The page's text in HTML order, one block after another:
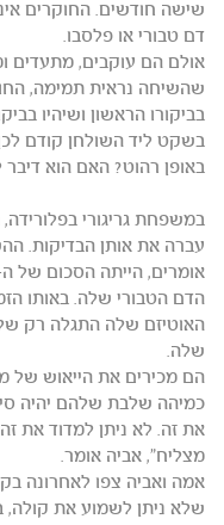
שישה חודשים. החוקרים
דם טבורי או פלסבו.
אולם הם עוקבים, מתעדים
שהשיחה נראית תמימה,
בביקורו הראשון ושיהיו
בשקט ליד השולחן קודם
באופן רהוט? האם הוא
במשפחת גריגורי
עברה את אותן הבדיקות.
הדם הטבורי שלה. באותו
האוטיזם שלה התגלה רק
שלה.
הם מכירים את הייאוש של
כמיהה שלבת שלהם יהיה
את זה. לא ניתן למדוד את
מצליח", אביה אומר.
אמה ואביה צפו לאחרונה
שלא ניתן לשמוע את קולה,